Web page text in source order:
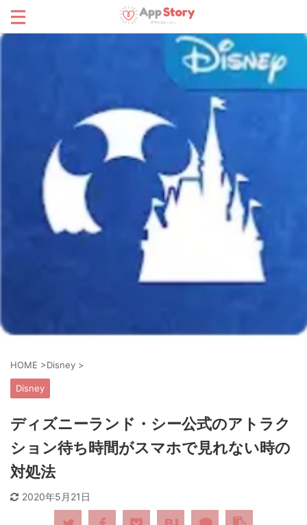
HOME >Disney >
Disney
ディズニーランド・シー公式のアトラク
ション待ち時間がスマホで見れない時の
対処法
2020年5月21日